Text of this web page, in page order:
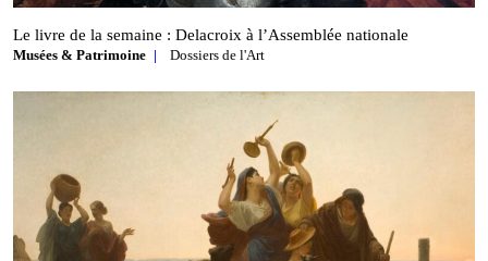
Le livre de la semaine : Delacroix à l’Assemblée nationale
Musées & Patrimoine Dossiers de l'Art